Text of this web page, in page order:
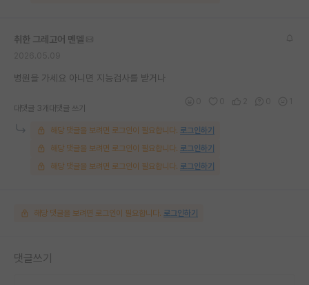
취한 그레고어 멘델
병원을 가세요 아니면 지능검사를 받거나
대댓글 3개 대댓글 쓰기
해당 댓글을 보려면 로그인이 필요합니다. 로그인하기
해당 댓글을 보려면 로그인이 필요합니다. 로그인하기
해당 댓글을 보려면 로그인이 필요합니다. 로그인하기
해당 댓글을 보려면 로그인이 필요합니다. 로그인하기
댓글쓰기